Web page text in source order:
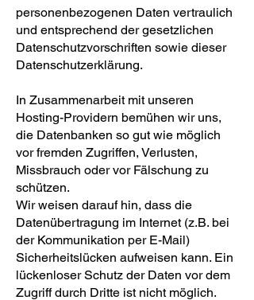
personenbezogenen Daten vertraulich
und entsprechend der gesetzlichen
Datenschutzvorschriften sowie dieser
Datenschutzerklärung.
In Zusammenarbeit mit unseren
Hosting-Providern bemühen wir uns,
die Datenbanken so gut wie möglich
vor fremden Zugriffen, Verlusten,
Missbrauch oder vor Fälschung zu
schützen.
Wir weisen darauf hin, dass die
Datenübertragung im Internet (z.B. bei
der Kommunikation per E-Mail)
Sicherheitslücken aufweisen kann. Ein
lückenloser Schutz der Daten vor dem
Zugriff durch Dritte ist nicht möglich.